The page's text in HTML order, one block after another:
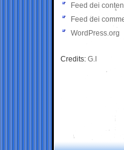
Feed dei
Feed dei
WordPress.org
Credits: G.I